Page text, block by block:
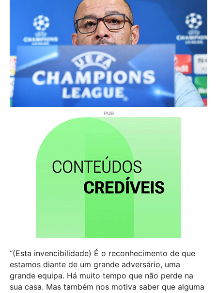
“(Esta invencibilidade) É o reconhecimento de que
estamos diante de um grande adversário, uma
grande equipa. Há muito tempo que não perde na
sua casa. Mas também nos motiva saber que alguma